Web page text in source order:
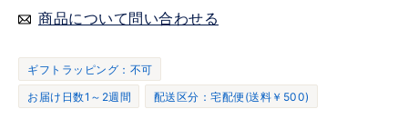
商品について問い合わせる
ギフトラッピング：不可
お届け日数1～2週間
配送区分：宅配便(送料￥500)